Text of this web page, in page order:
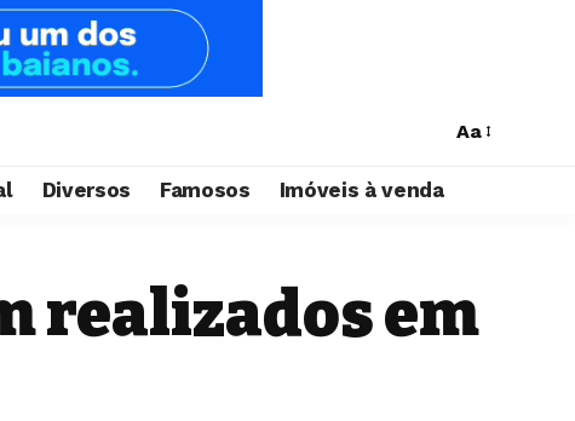
Aa
Diversos Famosos Imóveis à venda
realizados em